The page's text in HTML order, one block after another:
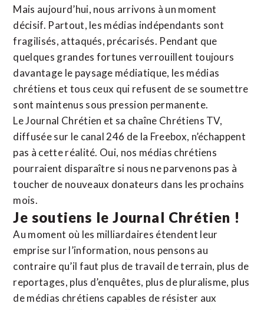
Mais aujourd’hui, nous arrivons à un moment
décisif. Partout, les médias indépendants sont
fragilisés, attaqués, précarisés. Pendant que
quelques grandes fortunes verrouillent toujours
davantage le paysage médiatique, les médias
chrétiens et tous ceux qui refusent de se soumettre
sont maintenus sous pression permanente.
Le Journal Chrétien et sa chaîne Chrétiens TV,
diffusée sur le canal 246 de la Freebox, n’échappent
pas à cette réalité. Oui, nos médias chrétiens
pourraient disparaître si nous ne parvenons pas à
toucher de nouveaux donateurs dans les prochains
mois.
Je soutiens le Journal Chrétien !
Au moment où les milliardaires étendent leur
emprise sur l’information, nous pensons au
contraire qu’il faut plus de travail de terrain, plus de
reportages, plus d’enquêtes, plus de pluralisme, plus
de médias chrétiens capables de résister aux